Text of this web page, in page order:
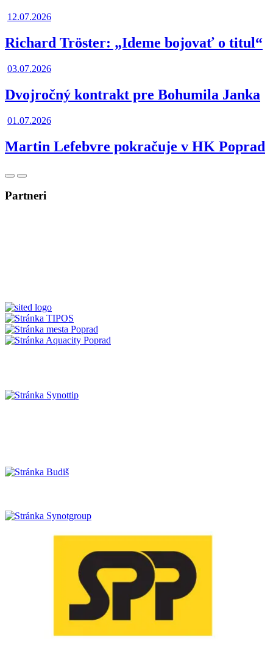
12.07.2026
Richard Tröster: „Ideme bojovať o titul“
03.07.2026
Dvojročný kontrakt pre Bohumila Janka
01.07.2026
Martin Lefebvre pokračuje v HK Poprad
PosunúťPosunúť
Partneri